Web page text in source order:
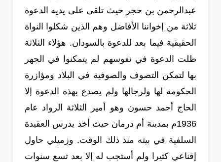
عبدالرحمن بن حجر حيث تلقى على يديه الدعوة
ثلاثة من إخواننا الأفاضل وهم الذين شكلوا النواة
الحقيقية فيما بعد للدعوة بالسودان. هؤلاء الثلاثة
ظلت الدعوة في نفوسهم لم يتمكنوا في الجهر
بها لتمكن التصوف والصوفية في البلاد ومؤازرة
الحكومة لها ولرجالها ولم يصدع بهذه الدعوة إلا
الحاج أحمد حسون وهو أمير الثلاثة الرواد عام
1936م بمدينة أم درمان حيث أخذ يدرس العقيدة
السلفية في بيته منذ ذلك الوقت. وزميلي حاول
إقناعي كثيرا ولم أستجب له إلا بعد تسع سنوات